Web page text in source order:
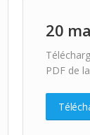
20
PDF de